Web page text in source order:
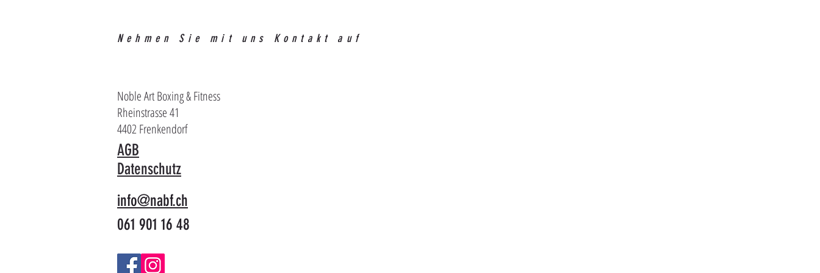
Nehmen Sie mit uns Kontakt auf
Noble Art Boxing & Fitness
Rheinstrasse 41
4402 Frenkendorf
AGB
Datenschutz
info@nabf.ch
061 901 16 48